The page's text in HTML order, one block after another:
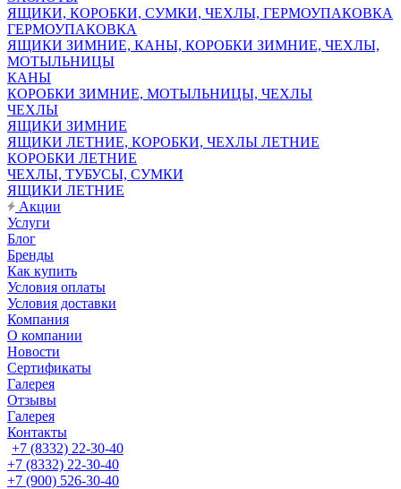
ЯЩИКИ, КОРОБКИ, СУМКИ, ЧЕХЛЫ, ГЕРМОУПАКОВКА
ГЕРМОУПАКОВКА
ЯЩИКИ ЗИМНИЕ, КАНЫ, КОРОБКИ ЗИМНИЕ, ЧЕХЛЫ,
МОТЫЛЬНИЦЫ
КАНЫ
КОРОБКИ ЗИМНИЕ, МОТЫЛЬНИЦЫ, ЧЕХЛЫ
ЧЕХЛЫ
ЯЩИКИ ЗИМНИЕ
ЯЩИКИ ЛЕТНИЕ, КОРОБКИ, ЧЕХЛЫ ЛЕТНИЕ
КОРОБКИ ЛЕТНИЕ
ЧЕХЛЫ, ТУБУСЫ, СУМКИ
ЯЩИКИ ЛЕТНИЕ
Акции
Услуги
Блог
Бренды
Как купить
Условия оплаты
Условия доставки
Компания
О компании
Новости
Сертификаты
Галерея
Отзывы
Галерея
Контакты
+7 (8332) 22-30-40
+7 (8332) 22-30-40
+7 (900) 526-30-40